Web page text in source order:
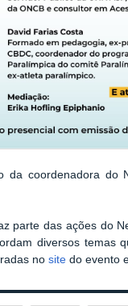
da coordenadora do
parte das ações do
diversos temas
nosite do evento